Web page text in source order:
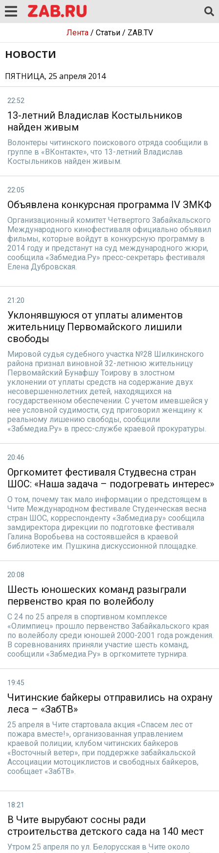
Лента/ Статьи/ ZAB.TV
НОВОСТИ
ПЯТНИЦА, 25 апреля 2014
22:52
13-летний Владислав Костыльников
найден живым
Волонтеры читинского поискового отряда сообщили в
группе в «ВКонтакте», что 13-летний Владислав
Костыльников найден живым.
22:05
Объявлена конкурсная программа IV ЗМКФ
Организационный комитет Четвертого Забайкальского
Международного кинофестиваля официально объявил
фильмы, которые войдут в конкурсную программу в
2014 году и предстанут на суд международного жюри,
сообщила «Забмедиа.Ру» пресс-секретарь фестиваля
Елена Дубровская.
21:20
Уклонявшуюся от уплаты алиментов
жительницу Первомайского лишили
свободы
Мировой судья судебного участка №28 Шилкинского
района признал виновной 32-летнюю жительницу
Первомайский Бунафшу Тоирову в злостном
уклонении от уплаты средств на содержание двух
несовершеннолетних детей, находящихся на
государственном обеспечении. С учетом имевшейся у
нее условной судимости, суд приговорил женщину к
реальному лишению свободы, сообщили
«Забмедиа.Ру» в пресс-службе краевой прокуратуры.
20:46
Оргкомитет фестиваля Студвесна стран
ШОС: «Наша задача – подогревать интерес»
О том, почему так мало информации о предстоящем в
Чите Международном фестивале Студенческая весна
стран ШОС, корреспонденту «Забмедиа.ру» сообщила
замдиректора дирекции по подготовке фестиваля
Галина Воробьева на состоявшейся в краевой
библиотеке им. Пушкина дискуссионной площадке.
20:08
Шесть юношеских команд разыграли
первенство края по волейболу
С 24 по 25 апреля в спортивном комплексе
«Олимпиец» прошло первенство Забайкальского края
по волейболу среди юношей 2000-2001 года рождения.
В соревнованиях приняли участие шесть команд,
сообщили «Забмедиа.Ру» в оргкомитете турнира.
19:45
Читинские байкеры отправились на охрану
леса – «ЗабТВ»
25 апреля в Чите стартовала акция «Спасем лес от
пожара вместе!», организованная управлением
краевой полиции, клубом читинских байкеров
«Восточный ветер», при поддержке забайкальской
Ассоциации мотоциклистов и свободных байкеров,
сообщает «ЗабТВ».
18:21
В Чите вырубают сосны ради
строительства детского сада на 140 мест
Утром 25 апреля по ул. Белорусская в Чите около